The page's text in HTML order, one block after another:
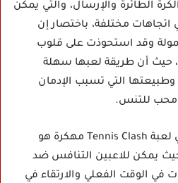
الطائرة والإرسال، والتي يمكن
اتجاهات مختلفة، باختصار إن
وقد استحوذت على قلوب
حيث أن طريقة لعبها سهلة
وطبيعتها التي تسبب الإدمان
محب للتنس.
أحد الجوانب الأكثر جاذبية في لعبة Tennis Clash مهكرة هو
يمكن للاعبين التنافس ضد
الوقت الفعلي والارتقاء في